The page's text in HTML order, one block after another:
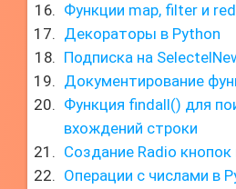
Функции map, filter и
Декораторы в Python
Подписка на
Документирование
Функция findall() для
вхождений строки
Создание Radio
Операции с числами в